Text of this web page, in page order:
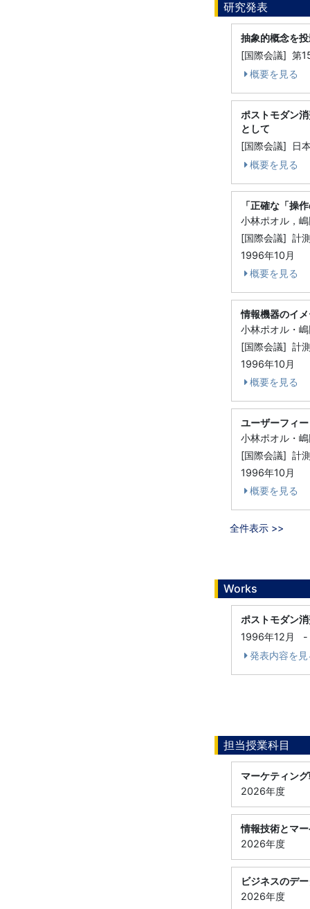
研究発表
抽象的概念を
[国際会議] 第
概要を見る
ポストモダン
として
[国際会議] 日
概要を見る
「正確な「操
小林ポオル，
[国際会議] 計
1996年10月
概要を見る
情報機器のイ
小林ポオル・
[国際会議] 計
1996年10月
概要を見る
ユーザーフィ
小林ポオル・
[国際会議] 計
1996年10月
概要を見る
全件表示 >>
Works
ポストモダン
1996年12月
-
発表内容を見
担当授業科目
マーケティン
2026年度
情報技術とマ
2026年度
ビジネスのデ
2026年度